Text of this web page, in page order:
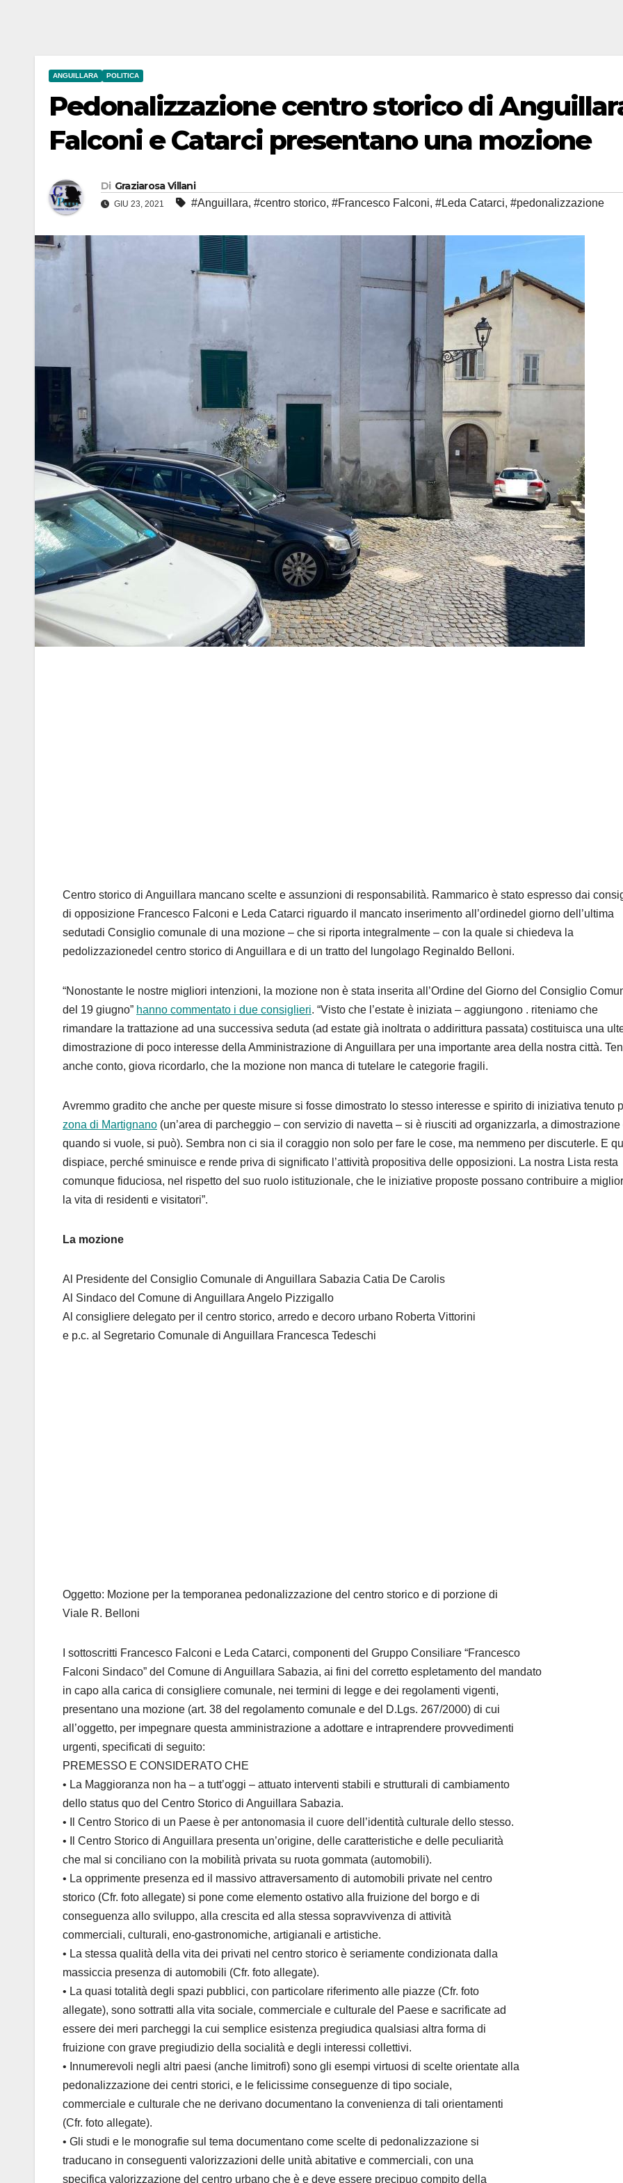
ANGUILLARA POLITICA
Pedonalizzazione centro storico di
Falconi e Catarci presentano una mozione
Di Graziarosa Villani
GIU 23, 2021 #Anguillara, #centro storico, #Francesco Falconi, #Leda Catarci, #pedonalizzazione
Centro storico di Anguillara mancano scelte e assunzioni di responsabilità. Rammarico è stato espresso dai
di opposizione Francesco Falconi e Leda Catarci riguardo il mancato inserimento all’ordinedel giorno dell’ultima
sedutadi Consiglio comunale di una mozione – che si riporta integralmente – con la quale si chiedeva la
pedolizzazionedel centro storico di Anguillara e di un tratto del lungolago Reginaldo Belloni.
“Nonostante le nostre migliori intenzioni, la mozione non è stata inserita all’Ordine del Giorno del Consiglio
del 19 giugno” hanno commentato i due consiglieri. “Visto che l’estate è iniziata – aggiungono . riteniamo che
rimandare la trattazione ad una successiva seduta (ad estate già inoltrata o addirittura passata) costituisca una
dimostrazione di poco interesse della Amministrazione di Anguillara per una importante area della nostra città.
anche conto, giova ricordarlo, che la mozione non manca di tutelare le categorie fragili.
Avremmo gradito che anche per queste misure si fosse dimostrato lo stesso interesse e spirito di iniziativa tenuto
zona di Martignano (un’area di parcheggio – con servizio di navetta – si è riusciti ad organizzarla, a dimostrazione
quando si vuole, si può). Sembra non ci sia il coraggio non solo per fare le cose, ma nemmeno per discuterle. E
dispiace, perché sminuisce e rende priva di significato l’attività propositiva delle opposizioni. La nostra Lista resta
comunque fiduciosa, nel rispetto del suo ruolo istituzionale, che le iniziative proposte possano contribuire a
la vita di residenti e visitatori”.
La mozione
Al Presidente del Consiglio Comunale di Anguillara Sabazia Catia De Carolis
Al Sindaco del Comune di Anguillara Angelo Pizzigallo
Al consigliere delegato per il centro storico, arredo e decoro urbano Roberta Vittorini
e p.c. al Segretario Comunale di Anguillara Francesca Tedeschi
Oggetto: Mozione per la temporanea pedonalizzazione del centro storico e di porzione di
Viale R. Belloni
I sottoscritti Francesco Falconi e Leda Catarci, componenti del Gruppo Consiliare “Francesco
Falconi Sindaco” del Comune di Anguillara Sabazia, ai fini del corretto espletamento del mandato
in capo alla carica di consigliere comunale, nei termini di legge e dei regolamenti vigenti,
presentano una mozione (art. 38 del regolamento comunale e del D.Lgs. 267/2000) di cui
all’oggetto, per impegnare questa amministrazione a adottare e intraprendere provvedimenti
urgenti, specificati di seguito:
PREMESSO E CONSIDERATO CHE
• La Maggioranza non ha – a tutt’oggi – attuato interventi stabili e strutturali di cambiamento
dello status quo del Centro Storico di Anguillara Sabazia.
• Il Centro Storico di un Paese è per antonomasia il cuore dell’identità culturale dello stesso.
• Il Centro Storico di Anguillara presenta un’origine, delle caratteristiche e delle peculiarità
che mal si conciliano con la mobilità privata su ruota gommata (automobili).
• La opprimente presenza ed il massivo attraversamento di automobili private nel centro
storico (Cfr. foto allegate) si pone come elemento ostativo alla fruizione del borgo e di
conseguenza allo sviluppo, alla crescita ed alla stessa sopravvivenza di attività
commerciali, culturali, eno-gastronomiche, artigianali e artistiche.
• La stessa qualità della vita dei privati nel centro storico è seriamente condizionata dalla
massiccia presenza di automobili (Cfr. foto allegate).
• La quasi totalità degli spazi pubblici, con particolare riferimento alle piazze (Cfr. foto
allegate), sono sottratti alla vita sociale, commerciale e culturale del Paese e sacrificate ad
essere dei meri parcheggi la cui semplice esistenza pregiudica qualsiasi altra forma di
fruizione con grave pregiudizio della socialità e degli interessi collettivi.
• Innumerevoli negli altri paesi (anche limitrofi) sono gli esempi virtuosi di scelte orientate alla
pedonalizzazione dei centri storici, e le felicissime conseguenze di tipo sociale,
commerciale e culturale che ne derivano documentano la convenienza di tali orientamenti
(Cfr. foto allegate).
• Gli studi e le monografie sul tema documentano come scelte di pedonalizzazione si
traducano in conseguenti valorizzazioni delle unità abitative e commerciali, con una
specifica valorizzazione del centro urbano che è e deve essere precipuo compito della